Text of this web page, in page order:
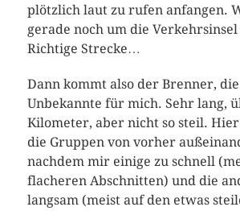
plötzlich laut zu rufen anfangen.
gerade noch um die
Richtige Strecke…
Dann kommt also der Brenner,
Unbekannte für mich. Sehr lang,
Kilometer, aber nicht so steil.
die Gruppen von vorher
nachdem mir einige zu schnell
flacheren Abschnitten) und die
langsam (meist auf den etwas